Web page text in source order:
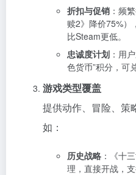
折扣与促销 ：频
赎2》降价75%）
比Steam更低。
忠诚度计划 ：用
色货币”积分，可
游戏类型覆盖
提供动作、冒险、策
如：
历史战略 ：《十
理，直接开战，支